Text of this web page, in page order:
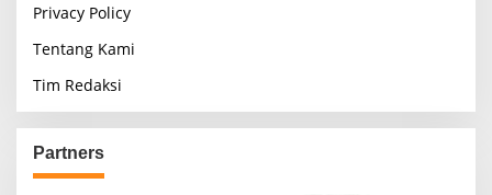
Privacy Policy
Tentang Kami
Tim Redaksi
Partners